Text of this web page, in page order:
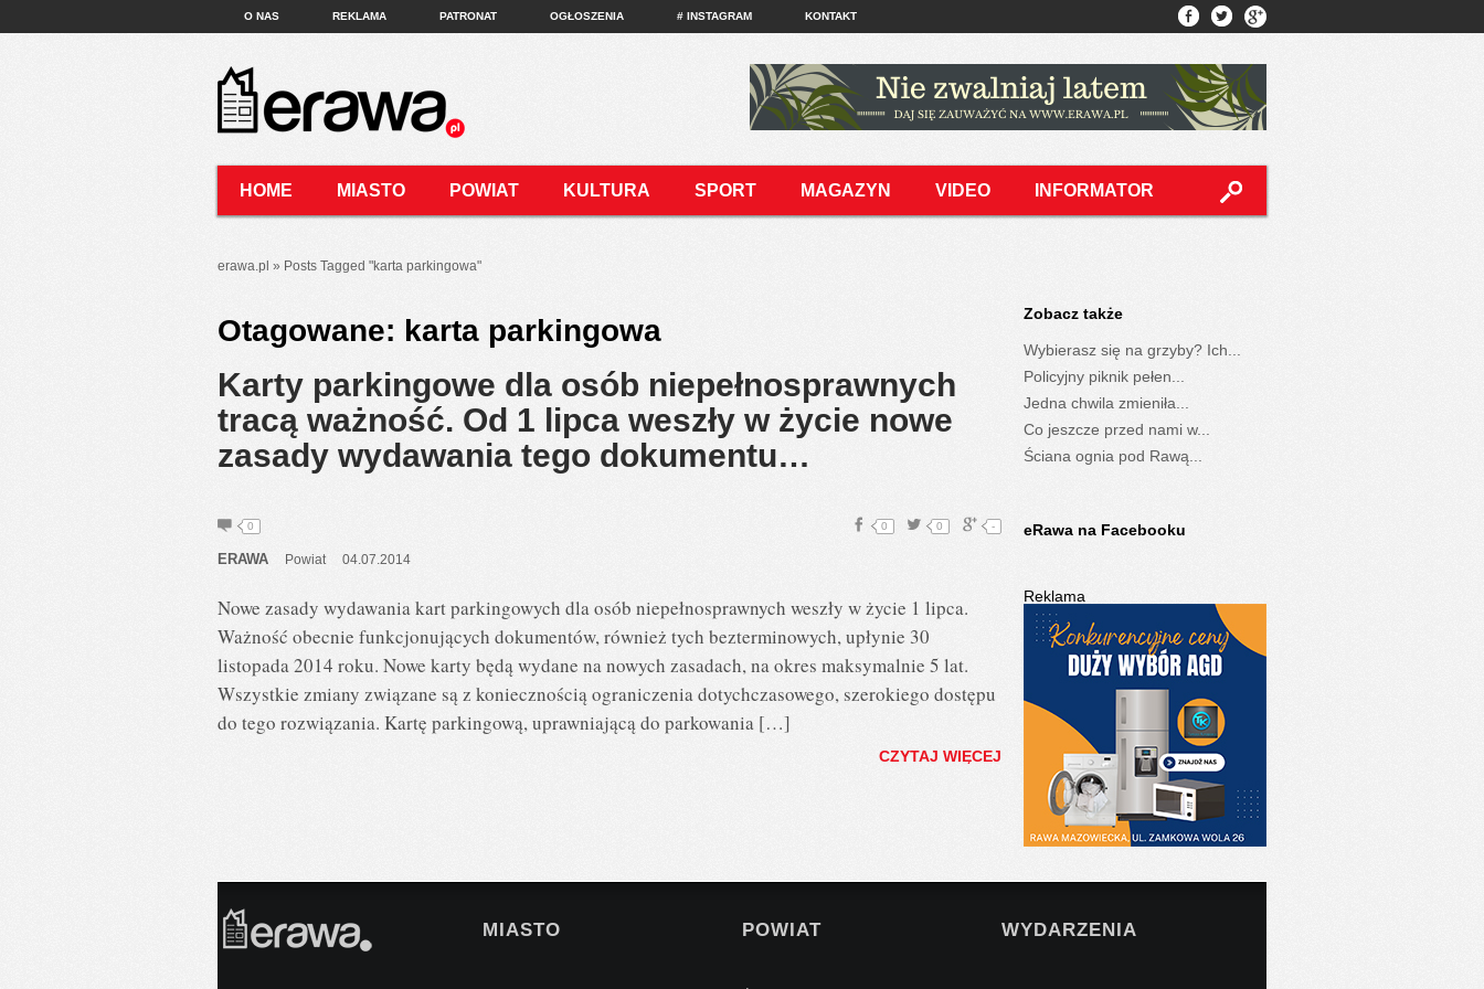
O NAS REKLAMA PATRONAT OGŁOSZENIA # INSTAGRAM KONTAKT
HOME MIASTO POWIAT KULTURA SPORT MAGAZYN VIDEO INFORMATOR
erawa.pl » Posts Tagged "karta parkingowa"
Otagowane: karta parkingowa
Karty parkingowe dla osób niepełnosprawnych
tracą ważność. Od 1 lipca weszły w życie nowe
zasady wydawania tego dokumentu…
0 -
0
0
ERAWA Powiat 04.07.2014
Nowe zasady wydawania kart parkingowych dla osób niepełnosprawnych weszły w życie 1 lipca.
Ważność obecnie funkcjonujących dokumentów, również tych bezterminowych, upłynie 30
listopada 2014 roku. Nowe karty będą wydane na nowych zasadach, na okres maksymalnie 5 lat.
Wszystkie zmiany związane są z koniecznością ograniczenia dotychczasowego, szerokiego dostępu
do tego rozwiązania. Kartę parkingową, uprawniającą do parkowania […]
CZYTAJ WIĘCEJ
Zobacz także
Wybierasz się na grzyby? Ich...
Policyjny piknik pełen...
Jedna chwila zmieniła...
Co jeszcze przed nami w...
Ściana ognia pod Rawą...
eRawa na Facebooku
Reklama
MIASTO POWIAT WYDARZENIA